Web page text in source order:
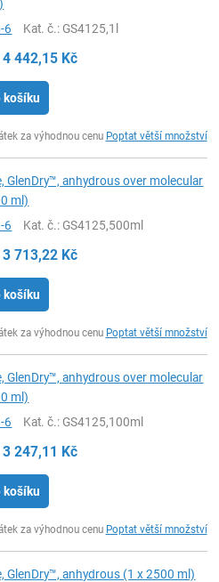
6 Kat. č.: GS4125,1l
4 442,15 Kč
košíku
za výhodnou cenu Poptat větší množství
GlenDry™, anhydrous over molecular
ml)
6 Kat. č.: GS4125,500ml
3 713,22 Kč
košíku
za výhodnou cenu Poptat větší množství
GlenDry™, anhydrous over molecular
ml)
6 Kat. č.: GS4125,100ml
3 247,11 Kč
košíku
za výhodnou cenu Poptat větší množství
GlenDry™, anhydrous (1 x 2500 ml)